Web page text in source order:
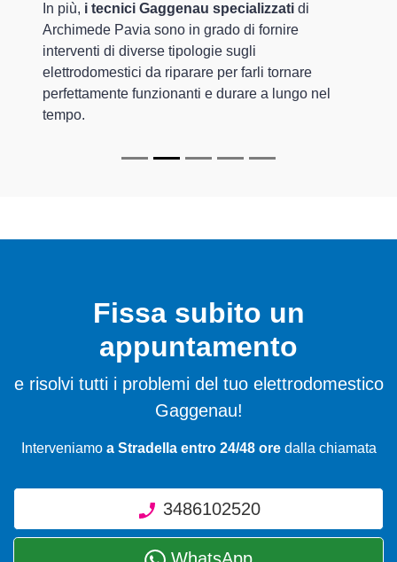
In più, i tecnici Gaggenau specializzati di
Archimede Pavia sono in grado di fornire
interventi di diverse tipologie sugli
elettrodomestici da riparare per farli tornare
perfettamente funzionanti e durare a lungo nel
tempo.
Fissa subito un
appuntamento
e risolvi tutti i problemi del tuo elettrodomestico
Gaggenau!
Interveniamo a Stradella entro 24/48 oredalla chiamata
3486102520